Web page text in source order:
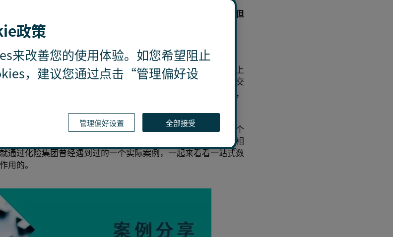
断升级，实施者可能是企业内部员工，也可能涉及外部人士；但
数据中留下一些蛛丝马迹。如果能对此进行充分监测和有效分
象，将给企业的舞弊预防工作带来重要帮助。
样方法很难有效应对，而数据分析技术则能帮助企业很好地补上
较来自不同系统的相互孤立的大量数据源，有效分析每一笔交
了解可能的风险规模，第一时间采取预防工作。从本质上来说，
结合。
企业预防舞弊工作中所扮演的角色多种多样，从协助企业对各个
类，到识别需要特别注意的交易记录，再到利用可视化方式为相
通过化险集团曾经遇到过的一个实际案例，一起来看看一站式数
用的。
政策
来改善您的使用体验。如您希望阻止
，建议您通过点击“管理偏好设
管理偏好设置 全部接受